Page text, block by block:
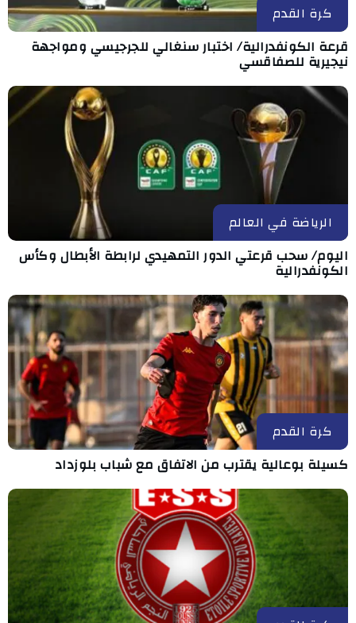
كرة القدم
قرعة الكونفدرالية/ اختبار سنغالي للجرجيسي ومواجهة
نيجيرية للصفاقسي
الرياضة في العالم
اليوم/ سحب قرعتي الدور التمهيدي لرابطة الأبطال وكأس
الكونفدرالية
كرة القدم
كسيلة بوعالية يقترب من الاتفاق مع شباب بلوزداد